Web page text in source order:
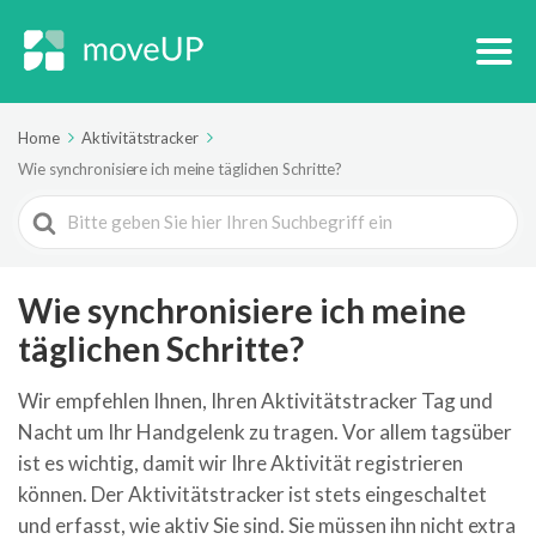
Home
Aktivitätstracker
Wie synchronisiere ich meine täglichen Schritte?
Search
For
Wie synchronisiere ich meine
täglichen Schritte?
Wir empfehlen Ihnen, Ihren Aktivitätstracker Tag und
Nacht um Ihr Handgelenk zu tragen. Vor allem tagsüber
ist es wichtig, damit wir Ihre Aktivität registrieren
können. Der Aktivitätstracker ist stets eingeschaltet
und erfasst, wie aktiv Sie sind. Sie müssen ihn nicht extra